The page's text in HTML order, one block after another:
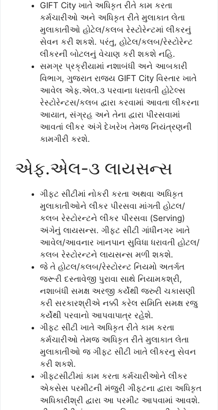
GIFT City ખાતે અધિકૃત રીતે કામ કરતા
કર્મચારીઓ અને અધિકૃત રીતે મુલાકાત લેતા
મુલાકાતીઓ હોટેલ/કલબ રેસ્ટોરેન્ટમાં લીકરનું
સેવન કરી શકશે. પરંતુ, હોટેલ/કલબ/રેસ્ટોરેન્ટ
લીકરની બોટલનું વેચાણ કરી શકશે નહિ.
સમગ્ર પ્રક્રીયામાં નશાબંધી અને આબકારી
વિભાગ, ગુજરાત રાજ્ય GIFT City વિસ્તાર ખાતે
આવેલ એફ.એલ.૩ પરવાના ધરાવતી હોટેલ્સ
રેસ્ટોરેન્ટસ/કલબ દ્વારા કરવામાં આવતા લીકરના
આયાત, સંગ્રહ અને તેના દ્વારા પીરસવામાં
આવતાં લીકર અંગે દેખરેખ તેમજ નિયંત્રણની
કામગીરી કરશે.
એફ.એલ-૩ લાયસન્સ
ગીફ્ટ સીટીમાં નોકરી કરતા અથવા અધિકૃત
મુલાકાતીઓને લીકર પીરસવા માંગતી હોટલ/
કલબ રેસ્ટોરન્ટને લીકર પીરસવા (Serving)
અંગેનું લાયસન્સ. ગીફટ સીટી ગાંધીનગર ખાતે
આવેલ/આવનાર ખાનપાન સુવિધા ધરાવતી હોટલ/
કલબ રેસ્ટોરન્ટને લાયસન્સ મળી શકશે.
જે તે હોટલ/કલબ/રેસ્ટોરન્ટ નિયમો અતર્ગત
જરૂરી દસ્તાવેજી પુરાવા સાથે નિયામકશ્રી,
નશાબંધી સમક્ષ અરજી કર્યેથી જરુરી ચકાસણી
કરી સરકારશ્રીએ નક્કી કરેલ સમિતિ સમક્ષ રજુ
કર્યેથી પરવાનો આપવાપાત્ર રહેશે.
ગીફ્ટ સીટી ખાતે અધિકૃત રીતે કામ કરતા
કર્મચારીઓ તેમજ અધિકૃત રીતે મુલાકાત લેતા
મુલાકાતીઓ જ ગીફ્ટ સીટી ખાતે લીકરનુ સેવન
કરી શકશે.
ગીફટસીટીમાં કામ કરતા કર્મચારીઓને લીકર
એકસેસ પરમીટની મંજુરી ગીફટના દ્વારા અધિકૃત
અધિકારીશ્રી દ્વારા આ પરમીટ આપવામાં આવશે.